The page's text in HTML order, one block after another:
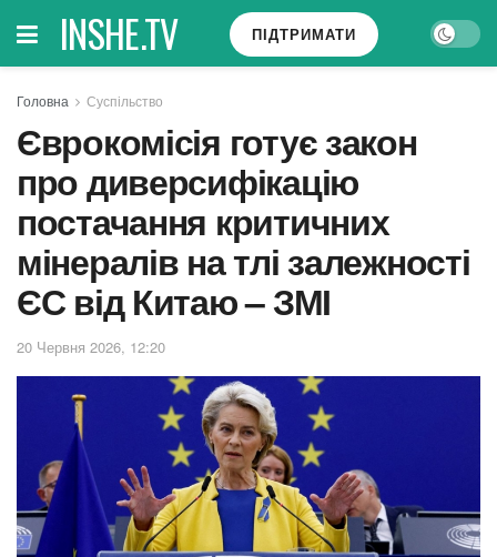
INSHE.TV ПІДТРИМАТИ
Головна Суспільство
Єврокомісія готує закон
про диверсифікацію
постачання критичних
мінералів на тлі залежності
ЄС від Китаю – ЗМІ
20 Червня 2026, 12:20